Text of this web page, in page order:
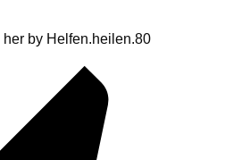
her by Helfen.heilen.80